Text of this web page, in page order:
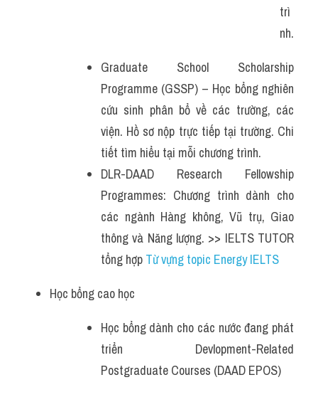
trì
nh.
Graduate School Scholarship
Programme (GSSP) – Học bổng nghiên
cứu sinh phân bổ về các trường, các
viện. Hồ sơ nộp trực tiếp tại trường. Chi
tiết tìm hiểu tại mỗi chương trình.
DLR-DAAD Research Fellowship
Programmes: Chương trình dành cho
các ngành Hàng không, Vũ trụ, Giao
thông và Năng lượng. >> IELTS TUTOR
tổng hợp Từ vựng topic Energy IELTS
Học bổng cao học
Học bổng dành cho các nước đang phát
triển Devlopment-Related
Postgraduate Courses (DAAD EPOS)